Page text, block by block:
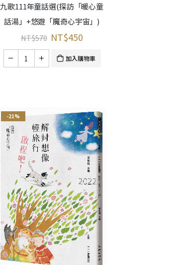
九歌111年童話選(探訪「暖心童
話湯」+悠遊「魔奇心宇宙」)
NT$570 NT$450
加入購物車
-21%